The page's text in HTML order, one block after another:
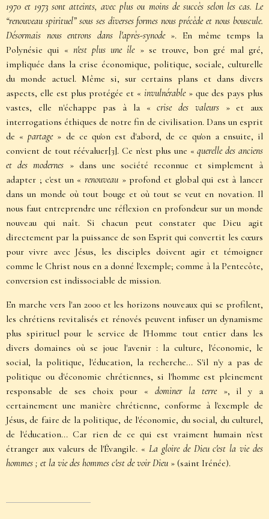
1970 et 1973 sont atteints, avec plus ou moins de succès selon les cas. Le
“renouveau spirituel” sous ses diverses formes nous précède et nous bouscule.
Désormais nous entrons dans l'après-synode». En même temps la
Polynésie qui «n'est plus une île » se trouve, bon gré mal gré,
impliquée dans la crise économique, politique, sociale, culturelle
du monde actuel. Même si, sur certains plans et dans divers
aspects, elle est plus protégée et « invulnérable» que des pays plus
vastes, elle n'échappe pas à la «crise des valeurs» et aux
interrogations éthiques de notre fin de civilisation. Dans un esprit
de «partage» de ce qu'on est d'abord, de ce qu'on a ensuite, il
convient de tout réévaluer[3]. Ce n'est plus une «querelle des anciens
et des modernes » dans une société reconnue et simplement à
adapter ; c'est un «renouveau » profond et global qui est à lancer
dans un monde où tout bouge et où tout se veut en novation. Il
nous faut entreprendre une réflexion en profondeur sur un monde
nouveau qui naît. Si chacun peut constater que Dieu agit
directement par la puissance de son Esprit qui convertit les cœurs
pour vivre avec Jésus, les disciples doivent agir et témoigner
comme le Christ nous en a donné l'exemple; comme à la Pentecôte,
conversion est indissociable de mission.
En marche vers l'an 2000 et les horizons nouveaux qui se profilent,
les chrétiens revitalisés et rénovés peuvent infuser un dynamisme
plus spirituel pour le service de l'Homme tout entier dans les
divers domaines où se joue l'avenir : la culture, l'économie, le
social, la politique, l'éducation, la recherche... S'il n'y a pas de
politique ou d'économie chrétiennes, si l'homme est pleinement
responsable de ses choix pour « dominer la terre », il y a
certainement une manière chrétienne, conforme à l'exemple de
Jésus, de faire de la politique, de l'économie, du social, du culturel,
de l'éducation... Car rien de ce qui est vraiment humain n'est
étranger aux valeurs de l'Évangile. «La gloire de Dieu c'est la vie des
hommes ; et la vie des hommes c'est de voir Dieu » (saint Irénée).